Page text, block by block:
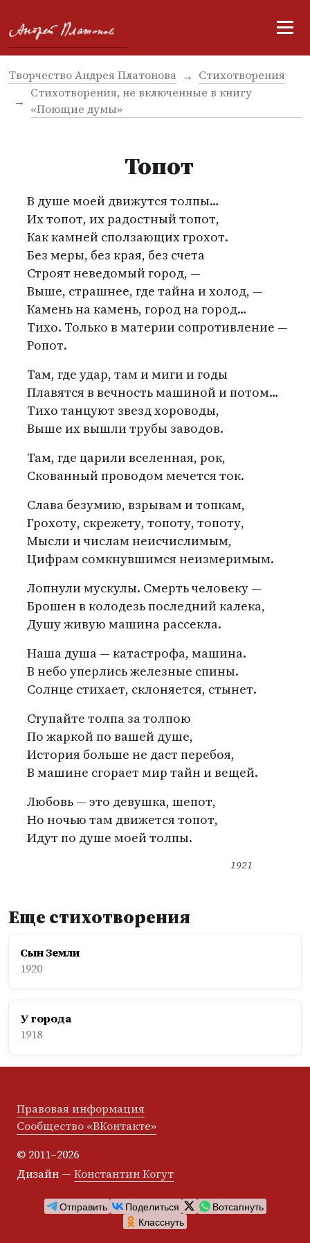
Творчество Андрея Платонова
Стихотворения
Стихотворения, не включенные в книгу
«Поющие думы»
Топот
В душе моей движутся толпы…
Их топот, их радостный топот,
Как камней сползающих грохот.
Без меры, без края, без счета
Строят неведомый город, —
Выше, страшнее, где тайна и холод, —
Камень на камень, город на город…
Тихо. Только в материи сопротивление —
Ропот.
Там, где удар, там и миги и годы
Плавятся в вечность машиной и потом…
Тихо танцуют звезд хороводы,
Выше их вышли трубы заводов.
Там, где царили вселенная, рок,
Скованный проводом мечется ток.
Слава безумию, взрывам и топкам,
Грохоту, скрежету, топоту, топоту,
Мысли и числам неисчислимым,
Цифрам сомкнувшимся неизмеримым.
Лопнули мускулы. Смерть человеку —
Брошен в колодезь последний калека,
Душу живую машина рассекла.
Наша душа — катастрофа, машина.
В небо уперлись железные спины.
Солнце стихает, склоняется, стынет.
Ступайте толпа за толпою
По жаркой по вашей душе,
История больше не даст перебоя,
В машине сгорает мир тайн и вещей.
Любовь — это девушка, шепот,
Но ночью там движется топот,
Идут по душе моей толпы.
1921
Еще стихотворения
Сын Земли
1920
У города
1918
Правовая информация
Сообщество «ВКонтакте»
© 2011–2026
Дизайн — Константин Когут
Отправить Поделиться
Вотсапнуть
Класснуть